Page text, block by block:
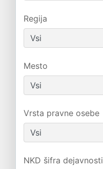
Regija
Mesto
Vrsta pravne osebe
NKD šifra dejavnosti